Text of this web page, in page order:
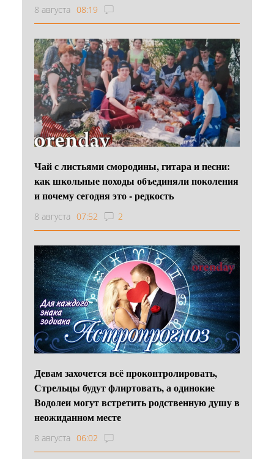
8 августа 08:19
Чай с листьями смородины, гитара и песни:
как школьные походы объединяли поколения
и почему сегодня это - редкость
8 августа 07:52 2
Девам захочется всё проконтролировать,
Стрельцы будут флиртовать, а одинокие
Водолеи могут встретить родственную душу в
неожиданном месте
8 августа 06:02